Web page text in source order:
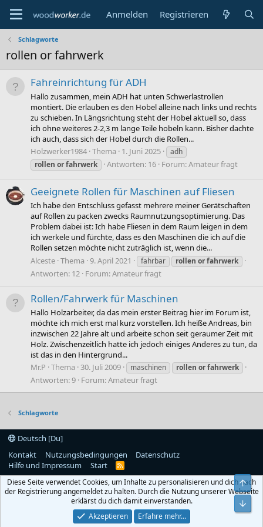
Anmelden Registrieren
Schlagworte
rollen or fahrwerk
Fahreinrichtung für ADH
Hallo zusammen, mein ADH hat unten Schwerlastrollen
montiert. Die erlauben es den Hobel alleine nach links und rechts
zu schieben. In Längsrichtung steht der Hobel aktuell so, dass
ich ohne weiteres 2-2,3 m lange Teile hobeln kann. Bisher dachte
ich auch, dass sich der Hobel durch die Rollen...
Holzwerker1984 Thema 1. Juni 2025
adh
rollen orfahrwerk Antworten: 16 Forum:Amateur fragt
Geeignete Rollen für Maschinen auf Fliesen
Ich habe den Entschluss gefasst mehrere meiner Gerätschaften
auf Rollen zu packen zwecks Raumnutzungsoptimierung. Das
Problem dabei ist: Ich habe Fliesen in dem Raum leigen in dem
ich werkele und fürchte, dass es den Maschinen die ich auf die
Rollen setzen möchte nicht zuträglich ist, wenn die...
Alceste Thema 9. April 2021 fahrbar rollen orfahrwerk
Antworten: 12 Forum:Amateur fragt
Rollen/Fahrwerk für Maschinen
Hallo Holzarbeiter, da das mein erster Beitrag hier im Forum ist,
möchte ich mich erst mal kurz vorstellen. Ich heiße Andreas, bin
inzwischen 22 Jahre alt und arbeite schon seit geraumer Zeit mit
Holz. Zwischenzeitlich hatte ich jedoch einiges Anderes zu tun, da
ist das in den Hintergrund...
Mr.P Thema 30. Juli 2009 maschinen rollen orfahrwerk
Antworten: 9 Forum:Amateur fragt
Schlagworte
Deutsch [Du]
Kontakt
Nutzungsbedingungen
Datenschutz
Hilfe und Impressum
Start
R
S
Diese Seite verwendet Cookies, um Inhalte zu personalisieren und dich nach
der Registrierung angemeldet zu halten. Durch die Nutzung unserer Webseite
erklärst du dich damit einverstanden.
Akzeptieren
Erfahre mehr…